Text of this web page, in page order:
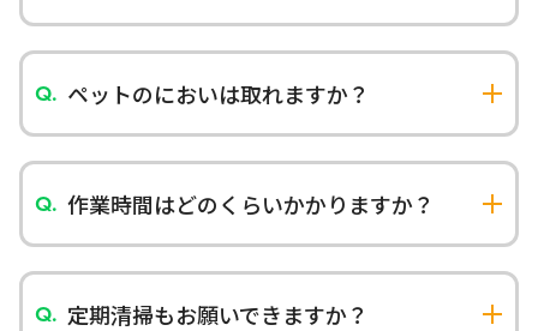
はい、新居入居前や賃貸退去時のクリーニングも
承っております。原状回復に必要な清掃作業も対応
可能です。
ペットのにおいは取れますか？
専用の消臭剤とオゾン脱臭機を使用してペット臭
の除去を行います。状況により完全除去が困難な
場合もございますが、大幅な改善が期待できま
す。
作業時間はどのくらいかかりますか？
清掃箇所や汚れの程度により異なりますが、1LDK
で3〜5時間程度が目安です。事前にお見積もり時
にお伝えいたします。
定期清掃もお願いできますか？